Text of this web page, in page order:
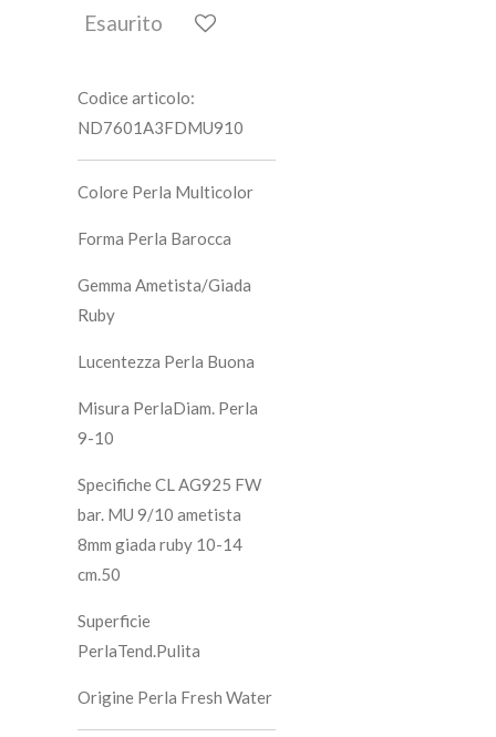
Esaurito
Codice articolo:
ND7601A3FDMU910
Colore Perla Multicolor
Forma Perla Barocca
Gemma Ametista/Giada
Ruby
Lucentezza Perla Buona
Misura PerlaDiam. Perla
9-10
Specifiche CL AG925 FW
bar. MU 9/10 ametista
8mm giada ruby 10-14
cm.50
Superficie
PerlaTend.Pulita
Origine Perla Fresh Water